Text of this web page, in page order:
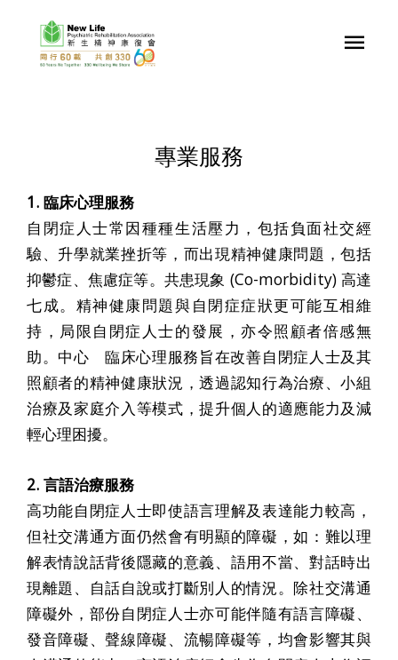
專業服務
1. 臨床心理服務
自閉症人士常因種種生活壓力，包括負面社交經
驗、升學就業挫折等，而出現精神健康問題，包括
抑鬱症、焦慮症等。共患現象 (Co-morbidity) 高達
七成。精神健康問題與自閉症症狀更可能互相維
持，局限自閉症人士的發展，亦令照顧者倍感無
助。中心 臨床心理服務旨在改善自閉症人士及其
照顧者的精神健康狀況，透過認知行為治療、小組
治療及家庭介入等模式，提升個人的適應能力及減
輕心理困擾。
2. 言語治療服務
高功能自閉症人士即使語言理解及表達能力較高，
但社交溝通方面仍然會有明顯的障礙，如：難以理
解表情說話背後隱藏的意義、語用不當、對話時出
現離題、自話自說或打斷別人的情況。除社交溝通
障礙外，部份自閉症人士亦可能伴隨有語言障礙、
發音障礙、聲線障礙、流暢障礙等，均會影響其與